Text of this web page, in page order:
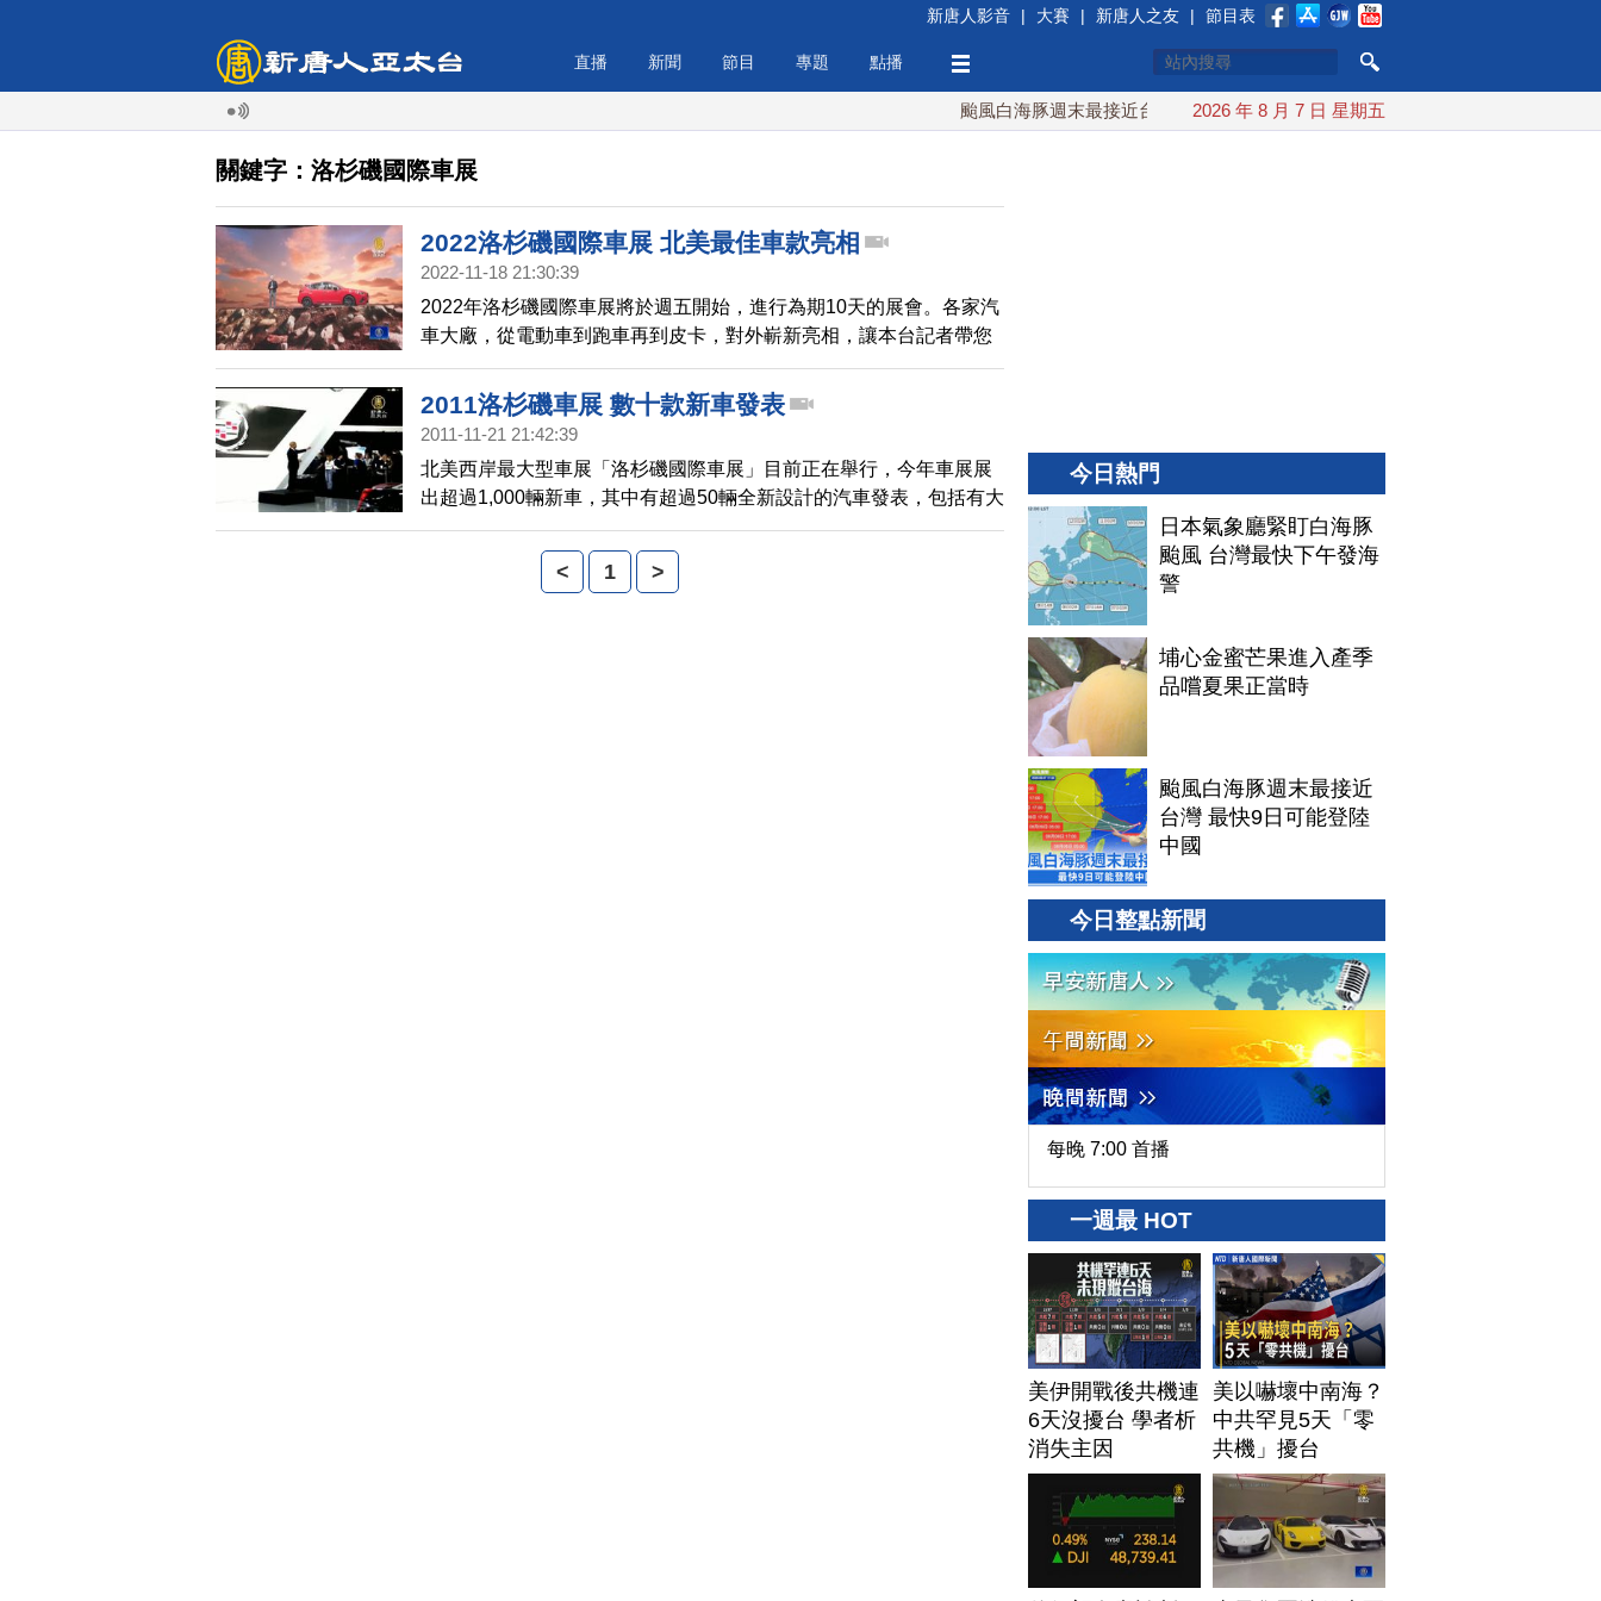
新唐人影音 | 大賽 | 新唐人之友 | 節目表
直播 新聞 節目 專題 點播
颱風白海豚週末最接近台灣 最快9日可能登陸中國 台灣漢光首結合城鎮演習
2026 年 8 月 7 日 星期五
關鍵字：洛杉磯國際車展
2022洛杉磯國際車展 北美最佳車款亮相
2022-11-18 21:30:39
2022年洛杉磯國際車展將於週五開始，進行為期10天的展會。各家汽
車大廠，從電動車到跑車再到皮卡，對外嶄新亮相，讓本台記者帶您
去現場一睹為快。
2011洛杉磯車展 數十款新車發表
2011-11-21 21:42:39
北美西岸最大型車展「洛杉磯國際車展」目前正在舉行，今年車展展
出超過1,000輛新車，其中有超過50輛全新設計的汽車發表，包括有大
約20輛全球發表的新車及30輛北美首次發布的新車。跟著我們記者的
鏡頭，帶您到洛杉磯的國際車展一探究竟。
< 1 >
今日熱門
日本氣象廳緊盯白海豚
颱風 台灣最快下午發海
警
埔心金蜜芒果進入產季
品嚐夏果正當時
颱風白海豚週末最接近
台灣 最快9日可能登陸
中國
今日整點新聞
每晚 7:00 首播
一週最 HOT
美伊開戰後共機連
6天沒擾台 學者析
消失主因
美以嚇壞中南海？
中共罕見5天「零
共機」擾台